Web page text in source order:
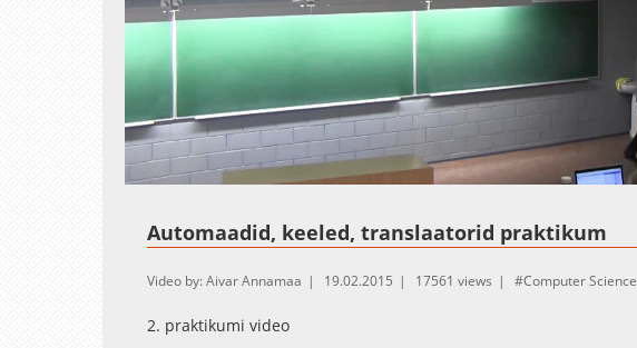
UnmuteLoaded:
Automaadid, keeled, translaatorid praktikum
Video by: Aivar Annamaa 19.02.2015 17561 views Computer Science
2. praktikumi video